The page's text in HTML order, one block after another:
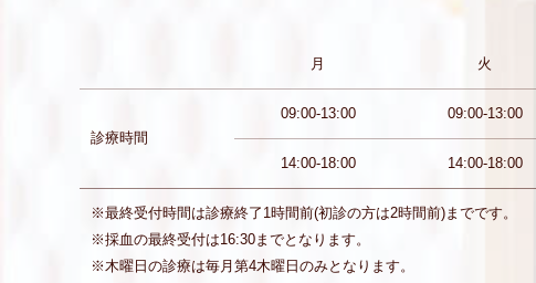
月 火
診療時間
09:00-13:00 09:00-13:00
14:00-18:00 14:00-18:00
※最終受付時間は診療終了1時間前(初診の方は2時間前)までです。
※採血の最終受付は16:30までとなります。
※木曜日の診療は毎月第4木曜日のみとなります。